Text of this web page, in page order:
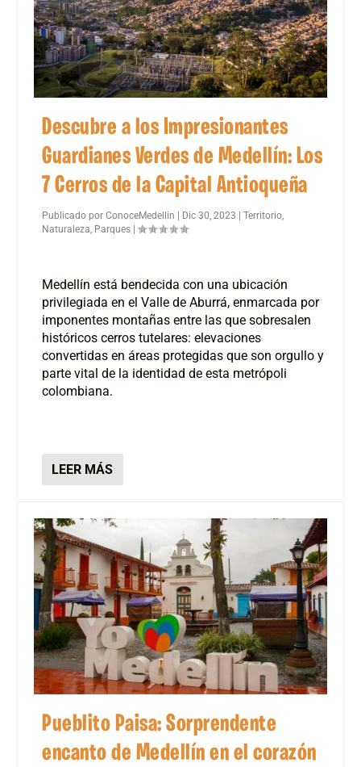
Descubre a los Impresionantes
Guardianes Verdes de Medellín: Los
7 Cerros de la Capital Antioqueña
Publicado porConoceMedellin | Dic 30, 2023 |Territorio
Naturaleza Parques |
Medellín está bendecida con una ubicación
privilegiada en el Valle de Aburrá, enmarcada por
imponentes montañas entre las que sobresalen
históricos cerros tutelares: elevaciones
convertidas en áreas protegidas que son orgullo y
parte vital de la identidad de esta metrópoli
colombiana.
LEER MÁS
Pueblito Paisa: Sorprendente
encanto de Medellín en el corazón